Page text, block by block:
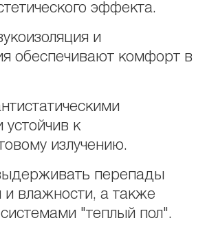
эффекта.
и
обеспечивают комфорт в
устойчив к
излучению.
перепады
и влажности, а также
"теплый пол".